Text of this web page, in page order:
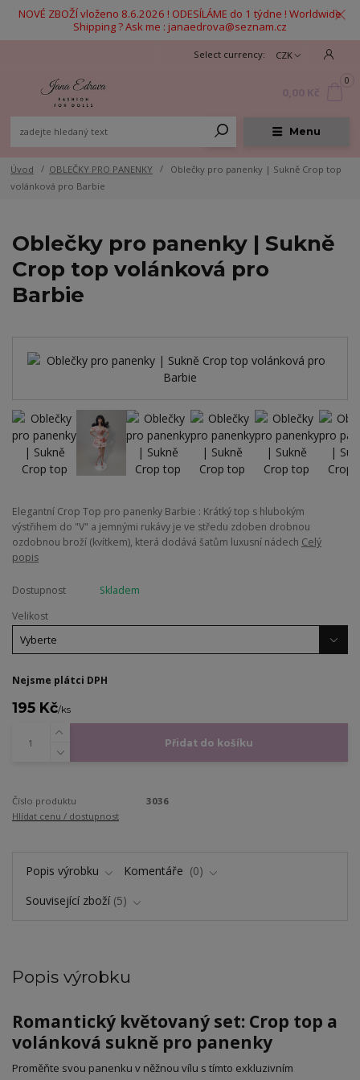
NOVÉ ZBOŽÍ vloženo 8.6.2026 ! ODESÍLÁME do 1 týdne ! Worldwide
Shipping ? Ask me : janaedrova@seznam.cz
Menu
CZK
0
Úvod OBLEČKY PRO PANENKY
Oblečky pro panenky | Sukně Crop top
volánková pro Barbie
Oblečky pro panenky | Sukně
Crop top volánková pro
Barbie
Elegantní Crop Top pro panenky Barbie : Krátký top s hlubokým
výstřihem do "V" a jemnými rukávy je ve středu zdoben drobnou
ozdobnou broží (kvítkem), která dodává šatům luxusní nádech Celý
popis
Dostupnost
Skladem
Velikost
Nejsme plátci DPH
195 Kč/ks
Přidat do košíku
Číslo produktu
3036
Hlídat cenu / dostupnost
Popis výrobku Komentáře
0
Související zboží 5
Popis výrobku
Romantický květovaný set: Crop top a
volánková sukně pro panenky
​Proměňte svou panenku v něžnou vílu s tímto exkluzivním